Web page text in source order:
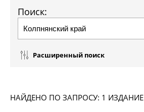
Поиск:
Расширенный поиск
НАЙДЕНО ПО ЗАПРОСУ: 1 ИЗДАНИЕ